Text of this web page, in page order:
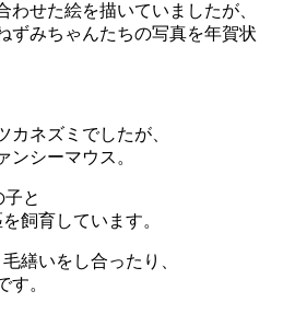
せた絵を描いていましたが、
ずみちゃんたちの写真を年賀状
カネズミでしたが、
ンシーマウス。
と
飼育しています。
繕いをし合ったり、
す。